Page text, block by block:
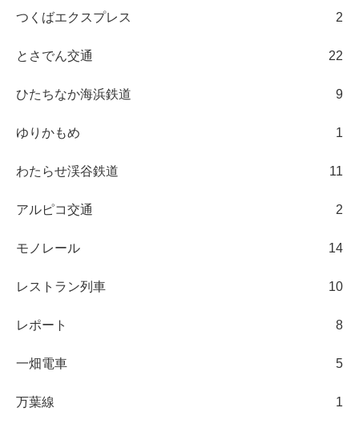
つくばエクスプレス 2
とさでん交通 22
ひたちなか海浜鉄道 9
ゆりかもめ 1
わたらせ渓谷鉄道 11
アルピコ交通 2
モノレール 14
レストラン列車 10
レポート 8
一畑電車 5
万葉線 1